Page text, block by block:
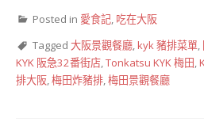
Posted in 愛食記 吃在大阪
Tagged 大阪景觀餐廳 kyk 豬排菜單
KYK 阪急32番街店 Tonkatsu KYK 梅田
排大阪 梅田炸豬排 梅田景觀餐廳